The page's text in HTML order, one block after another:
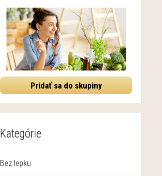
Pridať sa do skupiny
Kategórie
Bez lepku